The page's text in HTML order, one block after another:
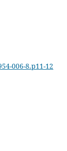
006-8.p11-12